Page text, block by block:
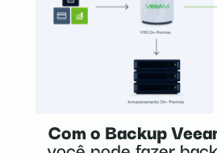
Com o Backup